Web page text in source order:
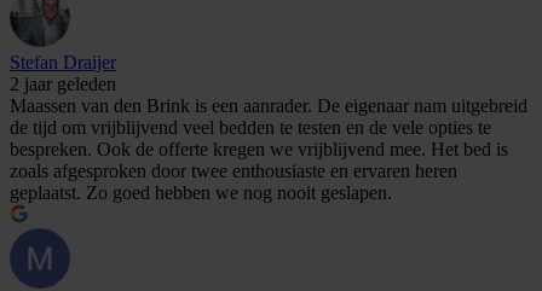
Stefan Draijer
2 jaar geleden
Maassen van den Brink is een aanrader. De eigenaar nam uitgebreid
de tijd om vrijblijvend veel bedden te testen en de vele opties te
bespreken. Ook de offerte kregen we vrijblijvend mee. Het bed is
zoals afgesproken door twee enthousiaste en ervaren heren
geplaatst. Zo goed hebben we nog nooit geslapen.